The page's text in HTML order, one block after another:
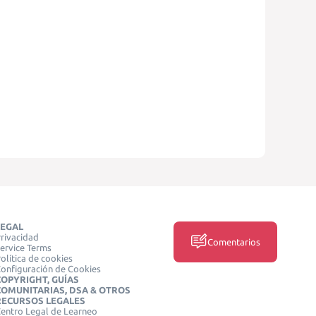
Terms
de cookies
de Cookies
GUÍAS
DSA & OTROS
LEGALES
Legal de Learneo
Comentarios